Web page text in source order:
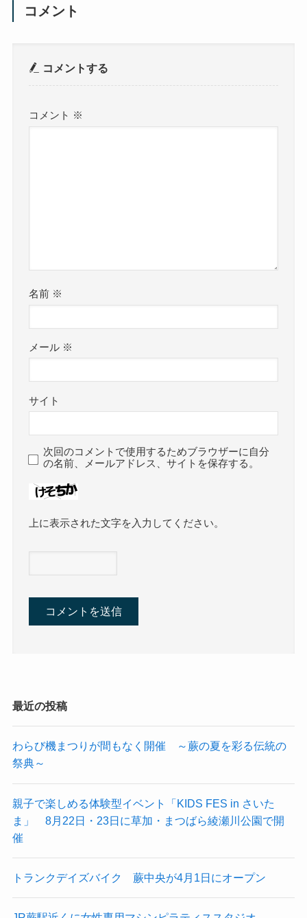
コメント
コメントする
コメント ※
名前 ※
メール ※
サイト
次回のコメントで使用するためブラウザーに自分
の名前、メールアドレス、サイトを保存する。
上に表示された文字を入力してください。
最近の投稿
わらび機まつりが間もなく開催 ～蕨の夏を彩る伝統の
祭典～
親子で楽しめる体験型イベント「KIDS FES in さいた
ま」 8月22日・23日に草加・まつばら綾瀬川公園で開
催
トランクデイズバイク 蕨中央が4月1日にオープン